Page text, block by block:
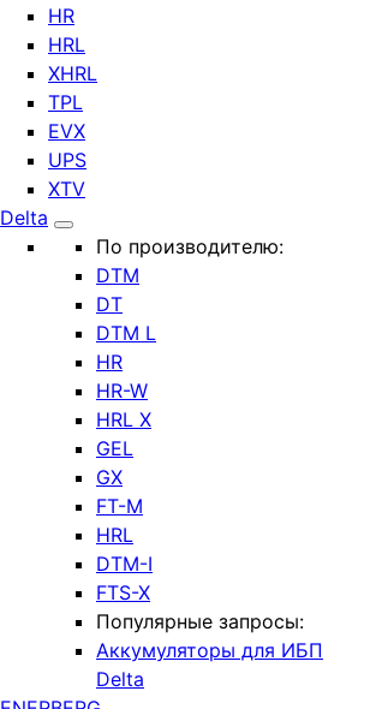
HR
HRL
XHRL
TPL
EVX
UPS
XTV
Delta
По производителю:
DTM
DT
DTM L
HR
HR-W
HRL X
GEL
GX
FT-M
HRL
DTM-I
FTS-X
Популярные запросы:
Аккумуляторы для ИБП
Delta